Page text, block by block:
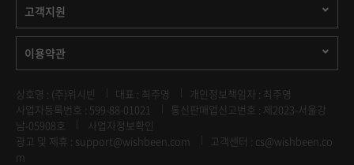
고객지원
이용약관
상호명 : (주)위시빈 대표 : 최주영
개인정보책임자 : 최주영
사업자등록번호 : 599-88-01021
통신판매업신고번호 : 제2023-서울강
남-05908호
사업자정보확인
광고 및 제휴 : support@wishbeen.com
고객센터 : cs@wishbeen.co
m